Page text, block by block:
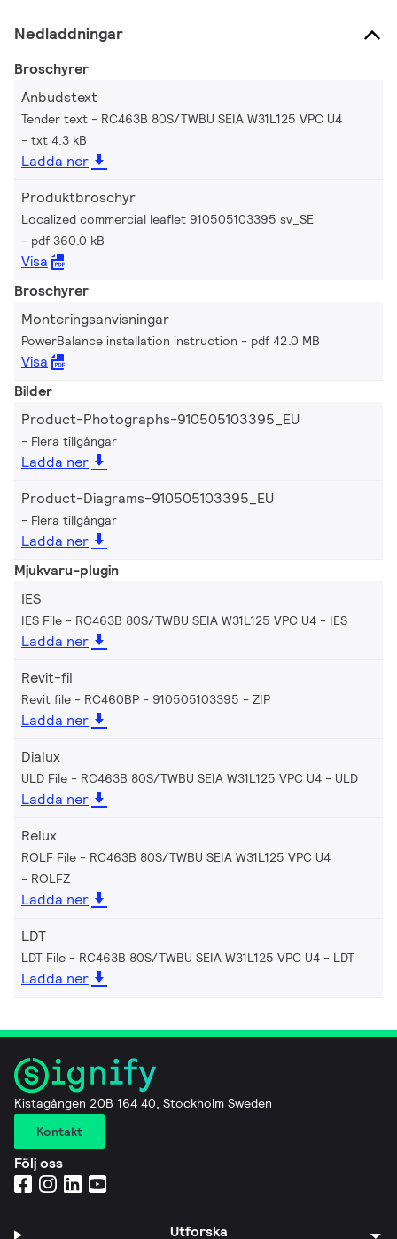
Nedladdningar
Broschyrer
Anbudstext
Tender text - RC463B 80S/TWBU SEIA W31L125 VPC U4
txt 4.3 kB
Ladda ner
Produktbroschyr
Localized commercial leaflet 910505103395 sv_SE
pdf 360.0 kB
Visa
Broschyrer
Monteringsanvisningar
PowerBalance installation instruction pdf 42.0 MB
Visa
Bilder
Product-Photographs-910505103395_EU
Flera tillgångar
Ladda ner
Product-Diagrams-910505103395_EU
Flera tillgångar
Ladda ner
Mjukvaru-plugin
IES
IES File - RC463B 80S/TWBU SEIA W31L125 VPC U4 IES
Ladda ner
Revit-fil
Revit file - RC460BP - 910505103395 ZIP
Ladda ner
Dialux
ULD File - RC463B 80S/TWBU SEIA W31L125 VPC U4 ULD
Ladda ner
Relux
ROLF File - RC463B 80S/TWBU SEIA W31L125 VPC U4
ROLFZ
Ladda ner
LDT
LDT File - RC463B 80S/TWBU SEIA W31L125 VPC U4 LDT
Ladda ner
Kistagången 20B 164 40, Stockholm Sweden
Kontakt
Följ oss
Utforska